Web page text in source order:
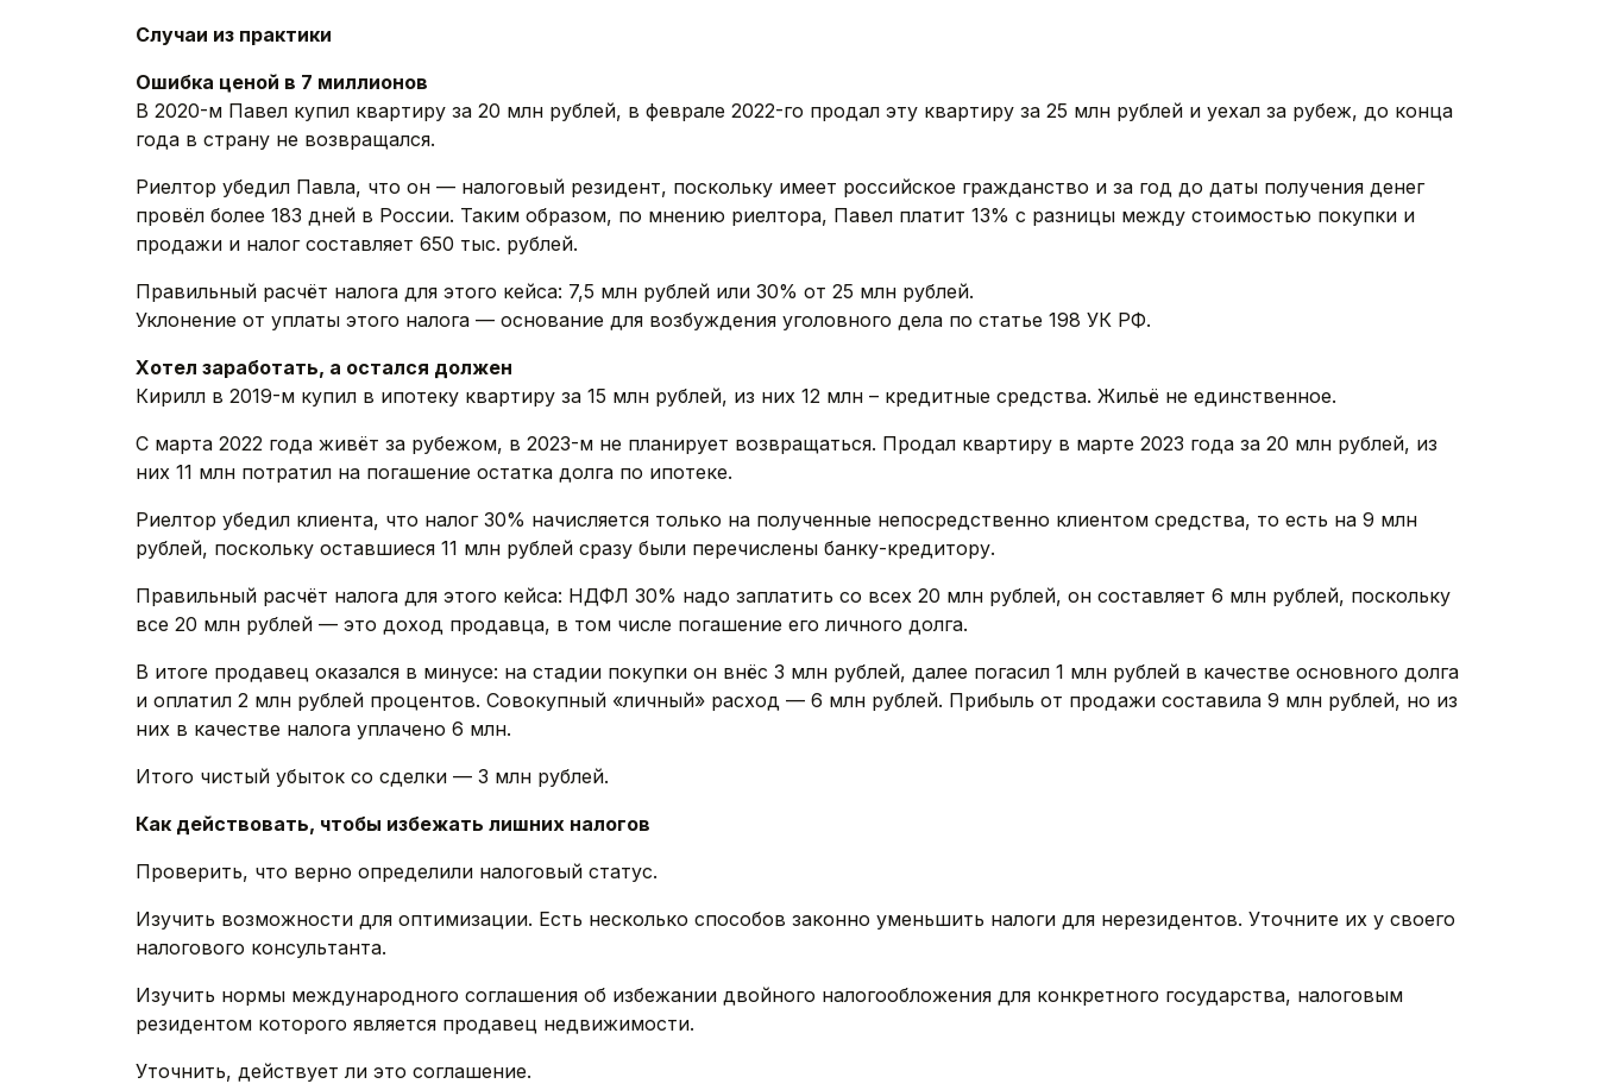
Случаи из практики
Ошибка ценой в 7 миллионов
В 2020-м Павел купил квартиру за 20 млн рублей, в феврале 2022-го продал эту квартиру за 25 млн рублей и уехал за рубеж, до конца
года в страну не возвращался.
Риелтор убедил Павла, что он — налоговый резидент, поскольку имеет российское гражданство и за год до даты получения денег
провёл более 183 дней в России. Таким образом, по мнению риелтора, Павел платит 13% с разницы между стоимостью покупки и
продажи и налог составляет 650 тыс. рублей.
Правильный расчёт налога для этого кейса: 7,5 млн рублей или 30% от 25 млн рублей.
Уклонение от уплаты этого налога — основание для возбуждения уголовного дела по статье 198 УК РФ.
Хотел заработать, а остался должен
Кирилл в 2019-м купил в ипотеку квартиру за 15 млн рублей, из них 12 млн – кредитные средства. Жильё не единственное.
С марта 2022 года живёт за рубежом, в 2023-м не планирует возвращаться. Продал квартиру в марте 2023 года за 20 млн рублей, из
них 11 млн потратил на погашение остатка долга по ипотеке.
Риелтор убедил клиента, что налог 30% начисляется только на полученные непосредственно клиентом средства, то есть на 9 млн
рублей, поскольку оставшиеся 11 млн рублей сразу были перечислены банку-кредитору.
Правильный расчёт налога для этого кейса: НДФЛ 30% надо заплатить со всех 20 млн рублей, он составляет 6 млн рублей, поскольку
все 20 млн рублей — это доход продавца, в том числе погашение его личного долга.
В итоге продавец оказался в минусе: на стадии покупки он внёс 3 млн рублей, далее погасил 1 млн рублей в качестве основного долга
и оплатил 2 млн рублей процентов. Совокупный «личный» расход — 6 млн рублей. Прибыль от продажи составила 9 млн рублей, но из
них в качестве налога уплачено 6 млн.
Итого чистый убыток со сделки — 3 млн рублей.
Как действовать, чтобы избежать лишних налогов
Проверить, что верно определили налоговый статус.
Изучить возможности для оптимизации. Есть несколько способов законно уменьшить налоги для нерезидентов. Уточните их у своего
налогового консультанта.
Изучить нормы международного соглашения об избежании двойного налогообложения для конкретного государства, налоговым
резидентом которого является продавец недвижимости.
Уточнить, действует ли это соглашение.